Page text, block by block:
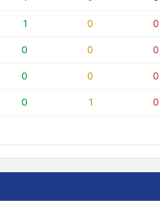
1 0 0
0 0 0
0 0 0
0 1 0